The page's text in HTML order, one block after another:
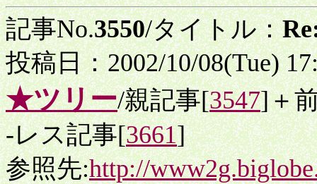
記事No.3550/タイトル：
投稿日：2002/10/08(Tue)
★ツリー/親記事[3547]＋
-レス記事[3661]
参照先:http://